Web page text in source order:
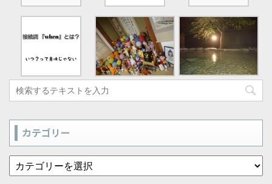
カテゴリー